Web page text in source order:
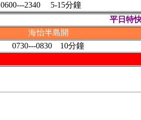
0600---2340 5-15分鐘
平日特
海怡半島開
0730---0830 10分鐘